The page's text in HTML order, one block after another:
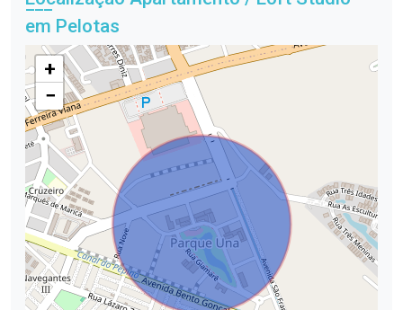
em Pelotas
+
−